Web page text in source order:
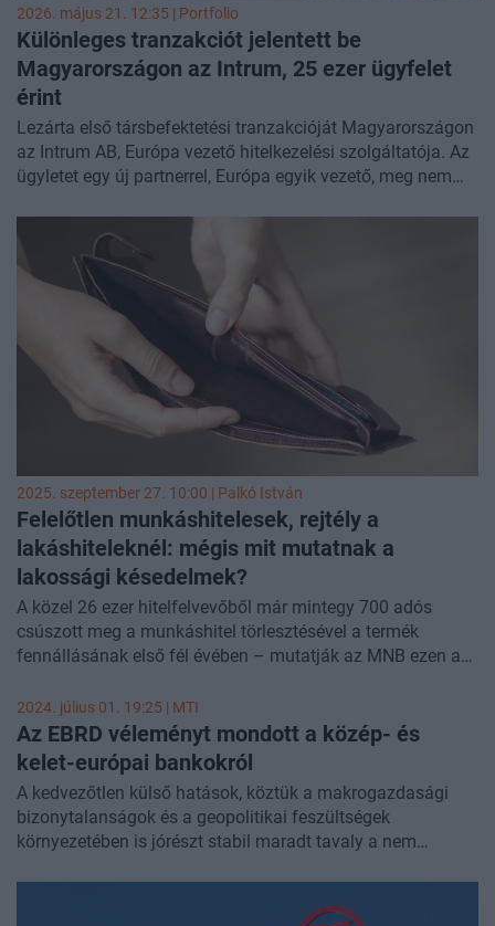
2026. május 21. 12:35 | Portfolio
Különleges tranzakciót jelentett be
Magyarországon az Intrum, 25 ezer ügyfelet
érint
Lezárta első társbefektetési tranzakcióját Magyarországon
az Intrum AB, Európa vezető hitelkezelési szolgáltatója. Az
ügyletet egy új partnerrel, Európa egyik vezető, meg nem
hitelszolgáltatókról és hitelvásárlókról szóló
keretrendszerben. A cégcsoport ma egy 7,5 milliárd svéd
korona (SEK) értékű, teljes mértékben garantált
tőkeemelést is bejelentett.
2025. szeptember 27. 10:00 | Palkó István
Felelőtlen munkáshitelesek, rejtély a
lakáshiteleknél: mégis mit mutatnak a
lakossági késedelmek?
A közel 26 ezer hitelfelvevőből már mintegy 700 adós
csúszott meg a munkáshitel törlesztésével a termék
fennállásának első fél évében – mutatják az MNB ezen a
tartalmaznak: az eddig stabilan teljesítő támogatott
lakáshiteleknél három hónap alatt csaknem
háromszorosára emelkedett a késedelmes tartozások
összege. Mindezt leszámítva igencsak jó képet mutat a
bankok hitelportfóliójának a minősége.
2024. július 01. 19:25 | MTI
Az EBRD véleményt mondott a közép- és
kelet-európai bankokról
A kedvezőtlen külső hatások, köztük a makrogazdasági
bizonytalanságok és a geopolitikai feszültségek
környezetében is jórészt stabil maradt tavaly a nem
európai működési gazdaságaiban a londoni pénzintézet